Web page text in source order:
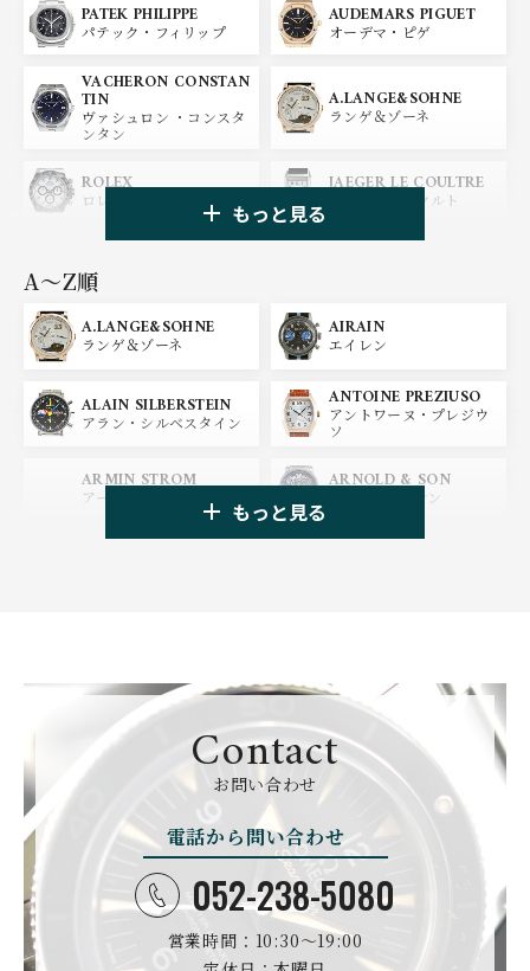
PATEK PHILIPPE
パテック・フィリップ
AUDEMARS PIGUET
オーデマ・ピゲ
VACHERON CONSTAN
TIN
ヴァシュロン ・コンスタ
ンタン
A.LANGE&SOHNE
ランゲ＆ゾーネ
ROLEX
ロレックス
JAEGER LE COULTRE
ジャガー・ルクルト
パネライ
OMEGA
オメガ
BREGUET
ブレゲ
BLANCPAIN
ブランパン
BREITLING
ブライトリング
HUBLOT
ウブロ
ZENITH
BELL＆ROSS
ベル＆ロス
SINN
CARTIER CHANEL
シャネル
CHOPARD
ショパール
SEIKO
セイコー
GLASHUTTE ORIGINA
グラスヒュッテ・オリジ
CHRONOSWISS
クロノスイス
もっと見る
A〜Z順
A.LANGE&SOHNE
ランゲ＆ゾーネ
AIRAIN
エイレン
ALAIN SILBERSTEIN
アラン・シルベスタイン
ANTOINE PREZIUSO
アントワーヌ・プレジウ
ソ
ARMIN STROM
アーミン・シュトローム
ARNOLD & SON
アーノルド&サン
BAMFORD LONDON
バンフォード・ロンドン
BAUME&MERCIER
ボーム＆メルシエ
BEAUBLEU BELL＆ROSS
BLANCPAIN
ブランパン
BOLDR Supply Compan
y
ンパニー
BREGUET
ブレゲ
もっと見る
Contact
お問い合わせ
電話から問い合わせ
052-238-5080
営業時間：10:30〜19:00